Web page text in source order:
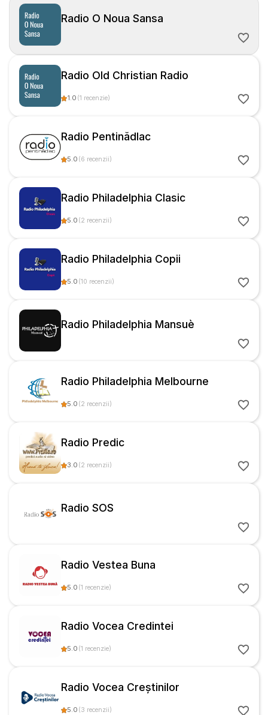
Radio O Noua Sansa
Radio Old Christian Radio
1.0 (1 recenzie)
Radio Pentinădlac
5.0 (6 recenzii)
Radio Philadelphia Clasic
5.0 (2 recenzii)
Radio Philadelphia Copii
5.0 (10 recenzii)
Radio Philadelphia Mansuè
Radio Philadelphia Melbourne
5.0 (2 recenzii)
Radio Predic
3.0 (2 recenzii)
Radio SOS
Radio Vestea Buna
5.0 (1 recenzie)
Radio Vocea Credintei
5.0 (1 recenzie)
Radio Vocea Creștinilor
5.0 (3 recenzii)